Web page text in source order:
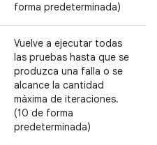
forma predeterminada)
Vuelve a ejecutar todas
las pruebas hasta que se
produzca una falla o se
alcance la cantidad
máxima de iteraciones.
(10 de forma
predeterminada)